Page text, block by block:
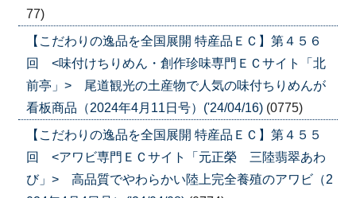
77)
【こだわりの逸品を全国展開 特産品ＥＣ】第４５６
回 <味付けちりめん・創作珍味専門ＥＣサイト「北
前亭」> 尾道観光の土産物で人気の味付ちりめんが
看板商品（2024年4月11日号）('24/04/16) (0775)
【こだわりの逸品を全国展開 特産品ＥＣ】第４５５
回 <アワビ専門ＥＣサイト「元正榮 三陸翡翠あわ
び」> 高品質でやわらかい陸上完全養殖のアワビ（2